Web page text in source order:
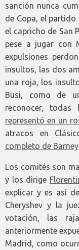
sanción nunca
de Copa, el
el capricho de San
pese a jugar con
expulsiones
insultos, las dos
una roja, los
Busi, como de
reconocer,
representó en un
atracos en
completo de Barney
Los comités son
y los dirige
explicar y es así
Cheryshev y la
votación, las
anteriormente
Madrid, como